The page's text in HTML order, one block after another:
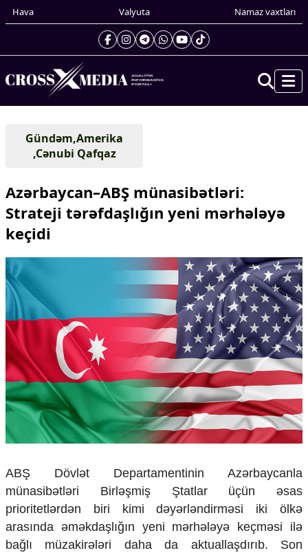
Hava Valyuta Namaz vaxtları
Gündəm
Dünya
Xarici xəbərlər
Cənubi Qafqaz
Türk Dünyası
Yaxın Şərq
Avropa
Amerika
Asiya
Afrika
Çarpaz baxış
Təhlil
Siyasi
Geosiyasi
İqtisadi
Sosioloji
Araşdırma
Multimedia
Foto
Video
İnfoqrafika
Podcast
Humanitar
Gündəm,Amerika
,Cənubi Qafqaz
Azərbaycan–ABŞ münasibətləri:
Strateji tərəfdaşlığın yeni mərhələyə
keçidi
ABŞ Dövlət Departamentinin Azərbaycanla
münasibətləri Birləşmiş Ştatlar üçün əsas
prioritetlərdən biri kimi dəyərləndirməsi iki ölkə
arasında əməkdaşlığın yeni mərhələyə keçməsi ilə
bağlı müzakirələri daha da aktuallaşdırıb. Son